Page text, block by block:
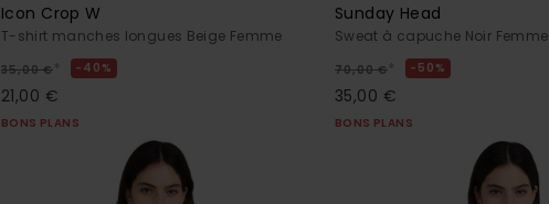
Icon Crop W
T-shirt manches longues Beige Femme
35,00 € * 40%
21,00 €
BONS PLANS
Sunday Head
Sweat à capuche Noir Femme
70,00 € * 50%
35,00 €
BONS PLANS